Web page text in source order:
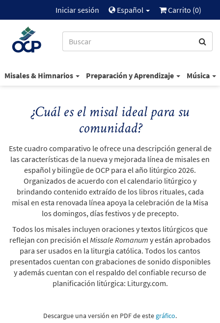
Iniciar sesión Español Carrito (0)
Misales & Himnarios Preparación y Aprendizaje Música
¿Cuál es el misal ideal para su
comunidad?
Este cuadro comparativo le ofrece una descripción general de
las características de la nueva y mejorada línea de misales en
español y bilingüe de OCP para el año litúrgico 2026.
Organizados de acuerdo con el calendario litúrgico y
brindando contenido extraído de los libros rituales, cada
misal en esta renovada línea apoya la celebración de la Misa
los domingos, días festivos y de precepto.
Todos los misales incluyen oraciones y textos litúrgicos que
reflejan con precisión elMissale Romanum y están aprobados
para ser usados en la liturgia católica. Todos los cantos
presentados cuentan con grabaciones de sonido disponibles
y además cuentan con el respaldo del confiable recurso de
planificación litúrgica: Liturgy.com.
Descargue una versión en PDF de este gráfico.